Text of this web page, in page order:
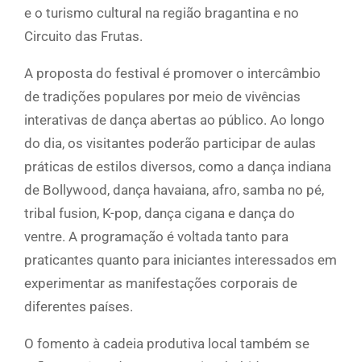
e o turismo cultural na região bragantina e no
Circuito das Frutas.
A proposta do festival é promover o intercâmbio
de tradições populares por meio de vivências
interativas de dança abertas ao público. Ao longo
do dia, os visitantes poderão participar de aulas
práticas de estilos diversos, como a dança indiana
de Bollywood, dança havaiana, afro, samba no pé,
tribal fusion, K-pop, dança cigana e dança do
ventre. A programação é voltada tanto para
praticantes quanto para iniciantes interessados em
experimentar as manifestações corporais de
diferentes países.
O fomento à cadeia produtiva local também se